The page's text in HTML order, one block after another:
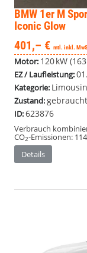
BMW 1er M
Iconic Glow
401,– € mtl. inkl.
Motor: 120 kW
EZ / Laufleistung:
Kategorie:
Zustand:gebraucht
ID:623876
Verbrauch
CO2-Emissionen:
Details